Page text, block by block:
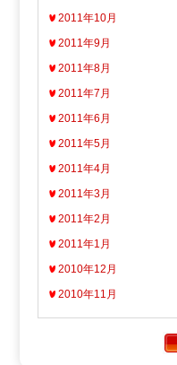
2011年10月
2011年9月
2011年8月
2011年7月
2011年6月
2011年5月
2011年4月
2011年3月
2011年2月
2011年1月
2010年12月
2010年11月